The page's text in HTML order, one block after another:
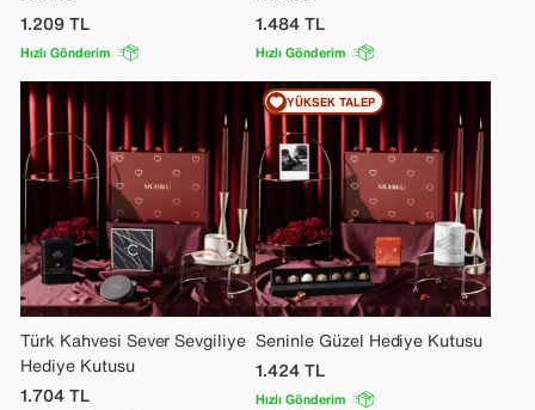
1.209TL
Hızlı Gönderim
1.484TL
Hızlı Gönderim
Türk Kahvesi Sever Sevgiliye
Hediye Kutusu
1.704TL
Seninle Güzel Hediye Kutusu
1.424TL
Hızlı Gönderim
YÜKSEK TALEP